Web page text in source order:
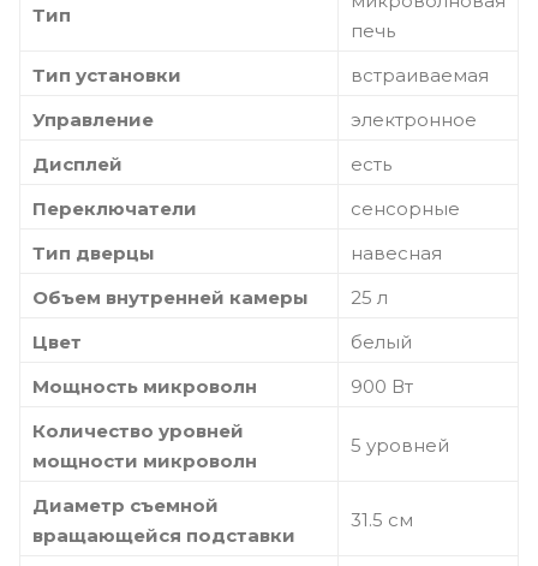
Тип
печь
Тип установки
встраиваемая
Управление
электронное
Дисплей
есть
Переключатели
сенсорные
Тип дверцы
навесная
Объем внутренней камеры
25 л
Цвет
белый
Мощность микроволн
900 Вт
Количество уровней
мощности микроволн
5 уровней
Диаметр съемной
вращающейся подставки
31.5 см